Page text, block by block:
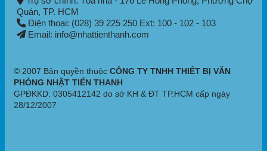
Quán, TP. HCM
Điện thoại: (028) 39 225 250 Ext: 100 - 102 - 103
Email: info@nhattienthanh.com
© 2007 Bản quyền thuộc CÔNG TY TNHH THIẾT BỊ VĂN
PHÒNG NHẬT TIẾN THANH
GPĐKKD: 0305412142 do sở KH & ĐT TP.HCM cấp ngày
28/12/2007